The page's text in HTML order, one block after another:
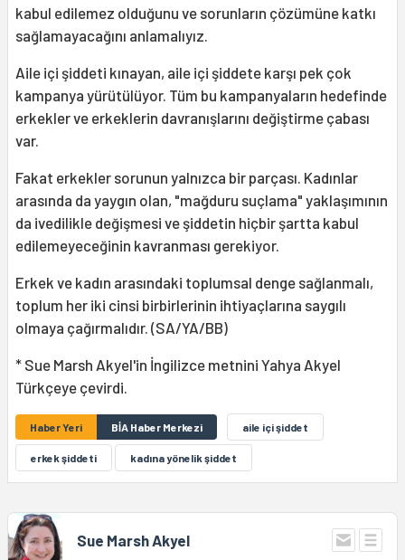
kabul edilemez olduğunu ve sorunların çözümüne katkı
sağlamayacağını anlamalıyız.
Aile içi şiddeti kınayan, aile içi şiddete karşı pek çok
kampanya yürütülüyor. Tüm bu kampanyaların hedefinde
erkekler ve erkeklerin davranışlarını değiştirme çabası
var.
Fakat erkekler sorunun yalnızca bir parçası. Kadınlar
arasında da yaygın olan, "mağduru suçlama" yaklaşımının
da ivedilikle değişmesi ve şiddetin hiçbir şartta kabul
edilemeyeceğinin kavranması gerekiyor.
Erkek ve kadın arasındaki toplumsal denge sağlanmalı,
toplum her iki cinsi birbirlerinin ihtiyaçlarına saygılı
olmaya çağırmalıdır. (SA/YA/BB)
* Sue Marsh Akyel'in İngilizce metnini Yahya Akyel
Türkçeye çevirdi.
Haber Yeri BİA Haber Merkezi aile içi şiddet
erkek şiddeti kadına yönelik şiddet
Sue Marsh Akyel